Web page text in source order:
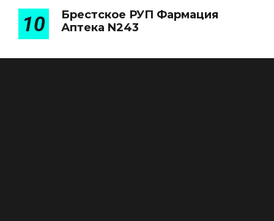
10
Брестское РУП Фармация
Аптека N243